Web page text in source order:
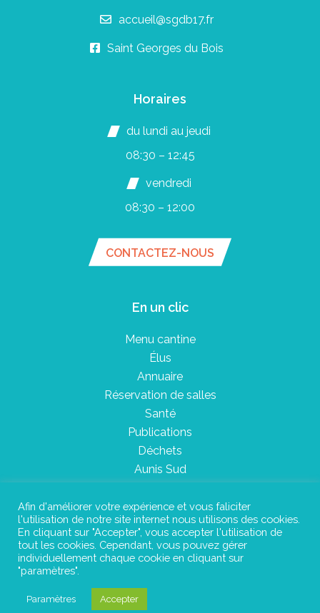
accueil@sgdb17.fr
Saint Georges du Bois
Horaires
du lundi au jeudi
08:30 – 12:45
vendredi
08:30 – 12:00
CONTACTEZ-NOUS
En un clic
Menu cantine
Élus
Annuaire
Réservation de salles
Santé
Publications
Déchets
Aunis Sud
Plan du site
Mentions légales
©Instant Urbain
Afin d'améliorer votre expérience et vous faliciter
l'utilisation de notre site internet nous utilisons des cookies.
En cliquant sur "Accepter", vous accepter l'utilisation de
tout les cookies. Cependant, vous pouvez gérer
individuellement chaque cookie en cliquant sur
"paramètres".
Paramètres Accepter